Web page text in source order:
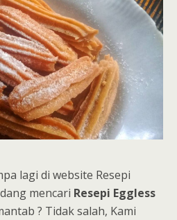
lagi di website Resepi
mencari Resepi Eggless
? Tidak salah, Kami